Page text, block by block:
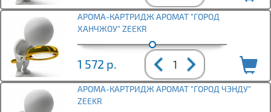
АРОМА-КАРТРИДЖ АРОМАТ "ГОРОД
ХАНЧЖОУ" ZEEKR
1 572 р.
АРОМА-КАРТРИДЖ АРОМАТ "ГОРОД ЧЭНДУ"
ZEEKR